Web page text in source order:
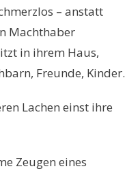
– anstatt
Machthaber
in ihrem Haus,
Freunde, Kinder.
Lachen einst ihre
Zeugen eines